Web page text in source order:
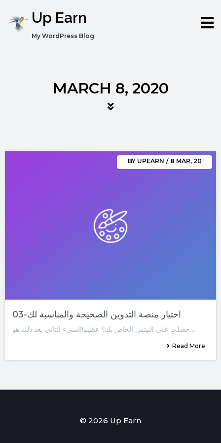
Up Earn
My WordPress Blog
MARCH 8, 2020
03-اختيار منصة التدوين الصحيحة والمناسبة لك
BY UPEARN / 8 MAR, 20
حصلت على النيتش الخاص بك؟ عظيم!الشيء التالي بعد ذلك هو…
Read More
© 2026 Up Earn